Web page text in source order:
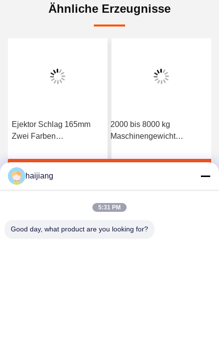
Ähnliche Erzeugnisse
Ejektor Schlag 165mm
Zwei Farben
Machien Heizleistung
185kW und Plastifizierung
Weg durch Schraube für
2000 bis 8000 kg
Maschinengewicht
Kunststoffspritzgießmaschine
haijiang
5:31 PM
Good day, what product are you looking for?